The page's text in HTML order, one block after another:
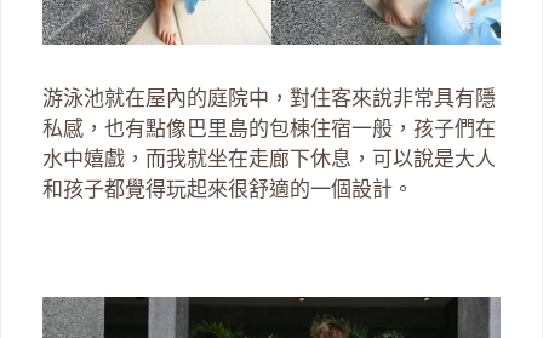
游泳池就在屋內的庭院中，對住客來說非常具有隱
私感，也有點像巴里島的包棟住宿一般，孩子們在
水中嬉戲，而我就坐在走廊下休息，可以說是大人
和孩子都覺得玩起來很舒適的一個設計。